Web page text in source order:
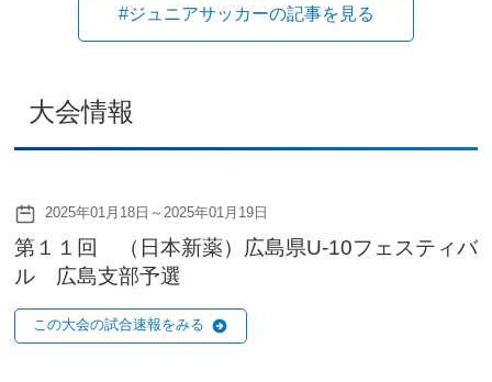
#ジュニアサッカーの記事を見る
大会情報
2025年01月18日～2025年01月19日
第１１回 （日本新薬）広島県U-10フェスティバ
ル 広島支部予選
この大会の試合速報をみる